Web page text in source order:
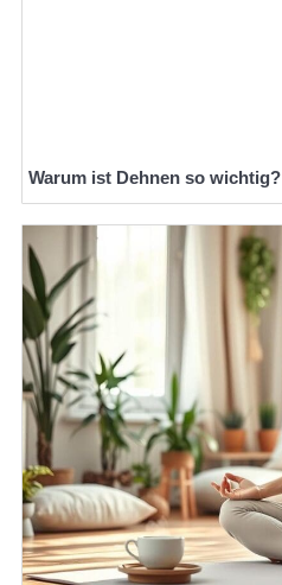
Warum ist Dehnen so wichtig?